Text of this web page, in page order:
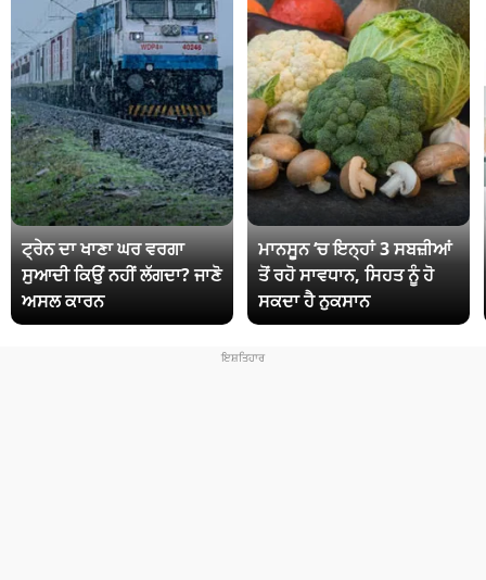
ਟ੍ਰੇਨ ਦਾ ਖਾਣਾ ਘਰ ਵਰਗਾ
ਸੁਆਦੀ ਕਿਉਂ ਨਹੀਂ ਲੱਗਦਾ? ਜਾਣੋ
ਅਸਲ ਕਾਰਨ
ਮਾਨਸੂਨ ‘ਚ ਇਨ੍ਹਾਂ 3 ਸਬਜ਼ੀਆਂ
ਤੋਂ ਰਹੋ ਸਾਵਧਾਨ, ਸਿਹਤ ਨੂੰ ਹੋ
ਸਕਦਾ ਹੈ ਨੁਕਸਾਨ